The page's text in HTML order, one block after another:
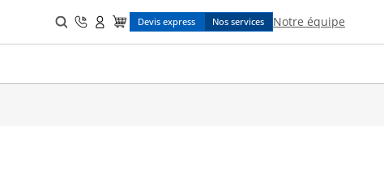
Search
for:
Devis express Nos services Notre équipe